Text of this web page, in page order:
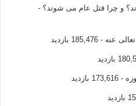
و چرا قتل عام می شوند؟ -
عنه - 185,476 بازدید
- 173,616 بازدید